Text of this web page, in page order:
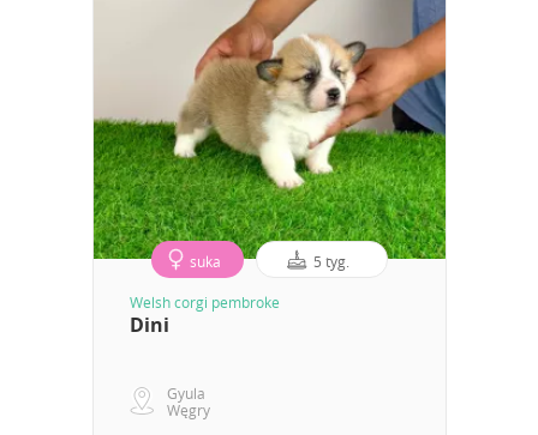
suka 5 tyg.
Welsh corgi pembroke
Dini
Gyula
Węgry